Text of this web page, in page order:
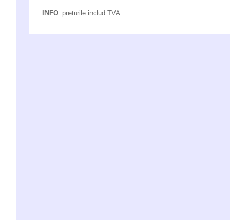
INFO: preturile includ TVA